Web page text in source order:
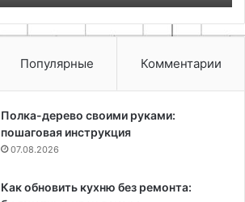
Популярные Комментарии
Полка-дерево своими руками:
пошаговая инструкция
07.08.2026
Как обновить кухню без ремонта: